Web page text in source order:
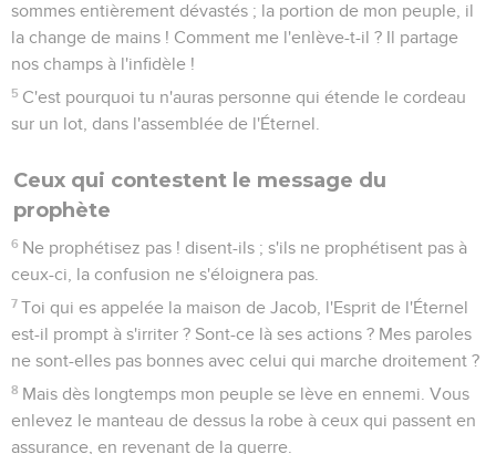
sommes entièrement dévastés ; la portion de mon peuple, il
la change de mains ! Comment me l'enlève-t-il ? Il partage
nos champs à l'infidèle !
5 C'est pourquoi tu n'auras personne qui étende le cordeau
sur un lot, dans l'assemblée de l'Éternel.
Ceux qui contestent le message du
prophète
6 Ne prophétisez pas ! disent-ils ; s'ils ne prophétisent pas à
ceux-ci, la confusion ne s'éloignera pas.
7 Toi qui es appelée la maison de Jacob, l'Esprit de l'Éternel
est-il prompt à s'irriter ? Sont-ce là ses actions ? Mes paroles
ne sont-elles pas bonnes avec celui qui marche droitement ?
8 Mais dès longtemps mon peuple se lève en ennemi. Vous
enlevez le manteau de dessus la robe à ceux qui passent en
assurance, en revenant de la guerre.